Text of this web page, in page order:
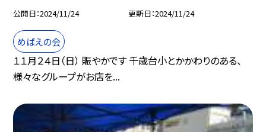
公開日 2024/11/24 更新日 2024/11/24
めばえの会
１１月２４日（日） 賑やかです 千歳台小とかかわりのある、
様々なグループがお店を...